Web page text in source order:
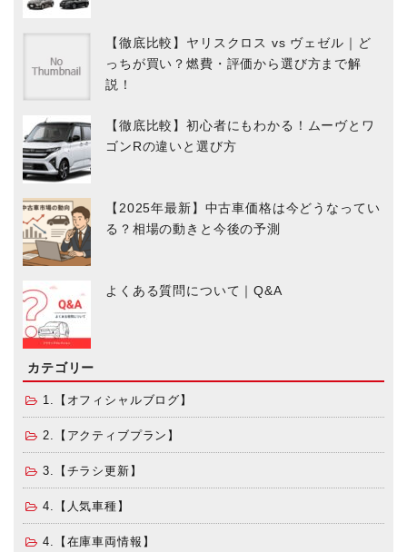
【徹底比較】ヤリスクロス vs ヴェゼル｜ど
っちが買い？燃費・評価から選び方まで解
説！
【徹底比較】初心者にもわかる！ムーヴとワ
ゴンRの違いと選び方
【2025年最新】中古車価格は今どうなってい
る？相場の動きと今後の予測
よくある質問について｜Q&A
カテゴリー
1.【オフィシャルブログ】
2.【アクティブプラン】
3.【チラシ更新】
4.【人気車種】
4.【在庫車両情報】